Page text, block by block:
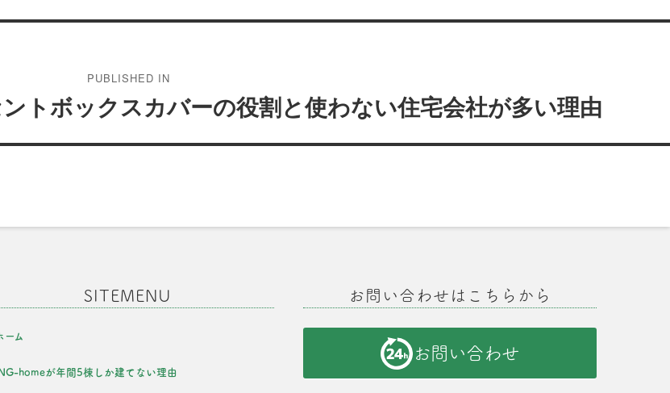
PUBLISHED IN
トボックスカバーの役割と使わない住宅会社が多い理由
SITEMENU
ーム
homeが年間5棟しか建てない理由
お問い合わせはこちらから
お問い合わせ